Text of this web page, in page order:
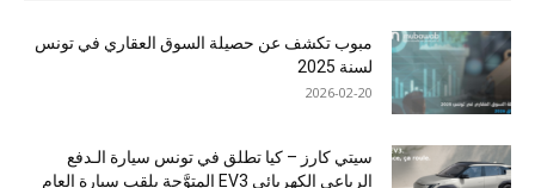
مبوب تكشف عن حصيلة السوق العقاري في تونس
لسنة 2025
2026-02-20
سيتي كارز – كيا تطلق في تونس سيارة الـدفع
الرباعي الكهربائي EV3 المتوَّجة بلقب سيارة العام